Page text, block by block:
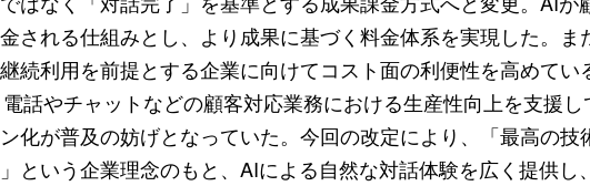
される仕組みとし、より成果に基づく料金体系を実現した。ま
続利用を前提とする企業に向けてコスト面の利便性を高めてい
話やチャットなどの顧客対応業務における生産性向上を支援
化が普及の妨げとなっていた。今回の改定により、「最高の技
という企業理念のもと、AIによる自然な対話体験を広く提供し